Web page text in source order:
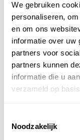
We gebruiken
personaliseren,
en om ons
informatie over uw
partners voor
partners kunnen
informatie die u
verzameld op
Noodzakelijk
richting St.
Hochjoch Bahn is
manier om de
is ruim en meteen
niet ver te lopen.
de andere kant
zullen er
3. Kapell Bahn